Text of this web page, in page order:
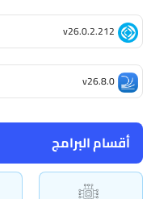
أقسام البرامج
v26.0.2.212
v26.8.0